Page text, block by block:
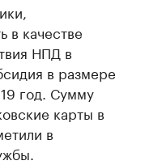
в качестве
НПД в
в размере
год. Сумму
карты в
в